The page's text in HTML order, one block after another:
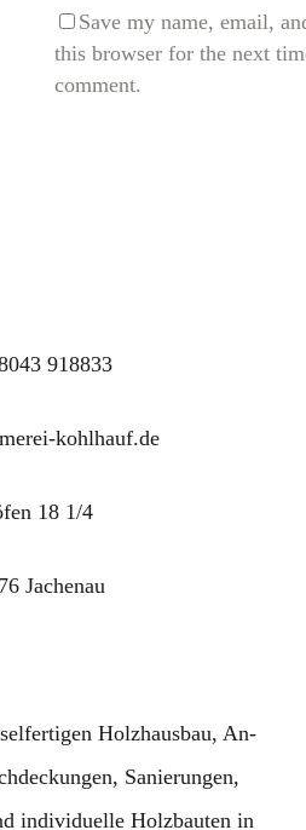
Save my name, email,
this browser for the next
comment.
918833
kohlhauf.de
18 1/4
Jachenau
Holzhausbau, An-
Sanierungen,
individuelle Holzbauten in